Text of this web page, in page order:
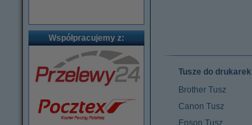
Współpracujemy z:
Tusze do drukarek
Brother Tusz
Canon Tusz
Epson Tusz